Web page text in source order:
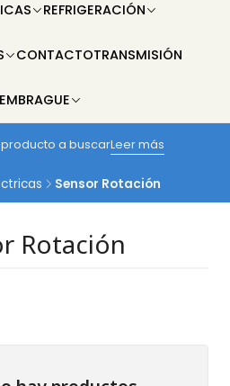
REFRIGERACIÓN
CONTACTOTRANSMISIÓN
a buscarLeer más
Sensor Rotación
Rotación